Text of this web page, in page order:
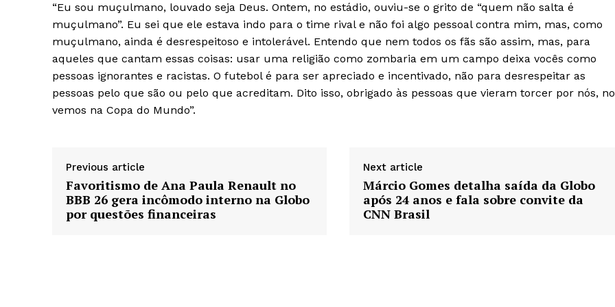
“Eu sou muçulmano, louvado seja Deus. Ontem, no estádio, ouviu-se o grito de “quem não salta é
muçulmano”. Eu sei que ele estava indo para o time rival e não foi algo pessoal contra mim, mas, como
muçulmano, ainda é desrespeitoso e intolerável. Entendo que nem todos os fãs são assim, mas, para
aqueles que cantam essas coisas: usar uma religião como zombaria em um campo deixa vocês como
pessoas ignorantes e racistas. O futebol é para ser apreciado e incentivado, não para desrespeitar as
pessoas pelo que são ou pelo que acreditam. Dito isso, obrigado às pessoas que vieram torcer por nós,
vemos na Copa do Mundo”.
Previous article
Favoritismo de Ana Paula Renault no
BBB 26 gera incômodo interno na Globo
por questões financeiras
Next article
Márcio Gomes detalha saída da Globo
após 24 anos e fala sobre convite da
CNN Brasil